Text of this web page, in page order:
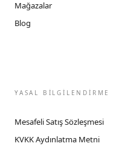
Mağazalar
Blog
YASAL BİLGİLENDİRME
Mesafeli Satış Sözleşmesi
KVKK Aydınlatma Metni